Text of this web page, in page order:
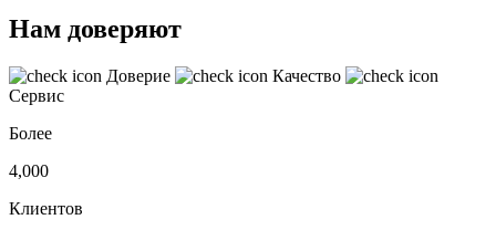
Нам доверяют
Доверие
Качество
Сервис
Более
4,000
Клиентов